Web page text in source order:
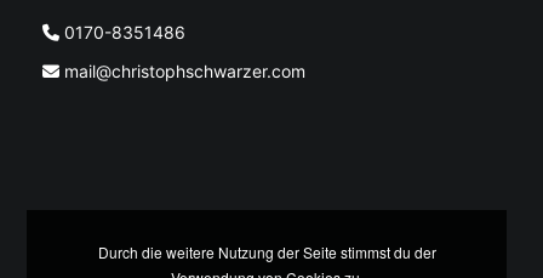
0170-8351486
mail@christophschwarzer.com
Durch die weitere Nutzung der Seite stimmst du der